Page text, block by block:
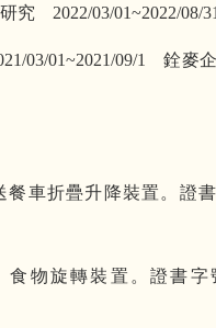
究 2022/03/01~2022/08/
03/01~2021/09/1銓麥
餐車折疊升降裝置。證
食物旋轉裝置。證書字